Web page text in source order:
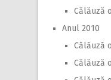
Călăuză
Anul 2010
Călăuză
Călăuză